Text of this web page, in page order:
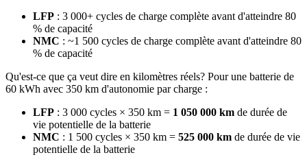
LFP : 3 000+ cycles de charge complète avant d'atteindre 80
% de capacité
NMC : ~1 500 cycles de charge complète avant d'atteindre 80
% de capacité
Qu'est-ce que ça veut dire en kilomètres réels? Pour une batterie de
60 kWh avec 350 km d'autonomie par charge :
LFP : 3 000 cycles × 350 km = 1 050 000 km de durée de
vie potentielle de la batterie
NMC : 1 500 cycles × 350 km = 525 000 km de durée de vie
potentielle de la batterie